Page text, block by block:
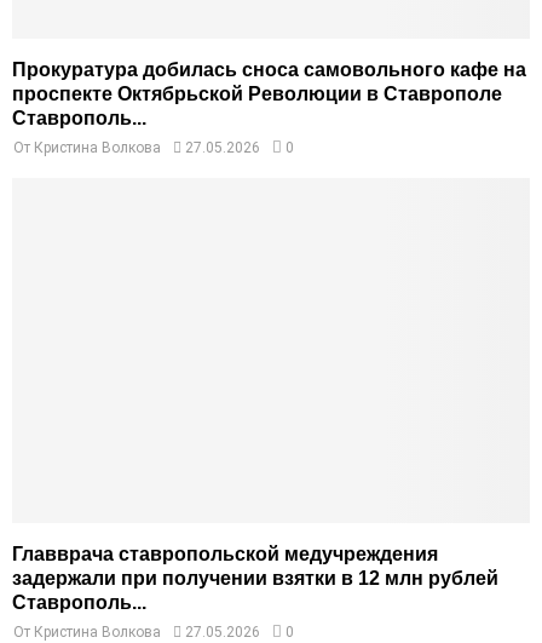
Прокуратура добилась сноса самовольного кафе на
проспекте Октябрьской Революции в Ставрополе
Ставрополь...
От Кристина Волкова 27.05.2026 0
Главврача ставропольской медучреждения
задержали при получении взятки в 12 млн рублей
Ставрополь...
От Кристина Волкова 27.05.2026 0